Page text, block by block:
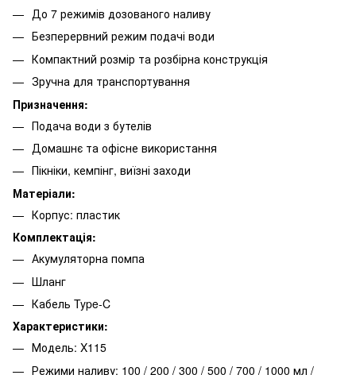
До 7 режимів дозованого наливу
Безперервний режим подачі води
Компактний розмір та розбірна конструкція
Зручна для транспортування
Призначення:
Подача води з бутелів
Домашнє та офісне використання
Пікніки, кемпінг, виїзні заходи
Матеріали:
Корпус: пластик
Комплектація:
Акумуляторна помпа
Шланг
Кабель Type-C
Характеристики:
Модель: X115
Режими наливу: 100 / 200 / 300 / 500 / 700 / 1000 мл /